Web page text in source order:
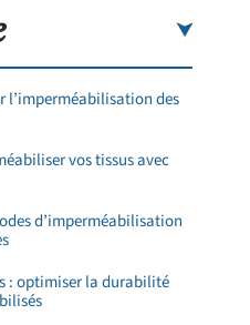
l’imperméabilisation des
vos tissus avec
d’imperméabilisation
: optimiser la durabilité